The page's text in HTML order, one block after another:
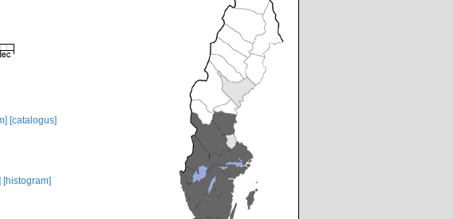
[catalogus]
[histogram]